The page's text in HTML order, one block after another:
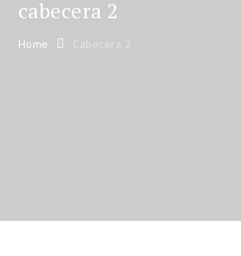
cabecera 2
Home Cabecera 2